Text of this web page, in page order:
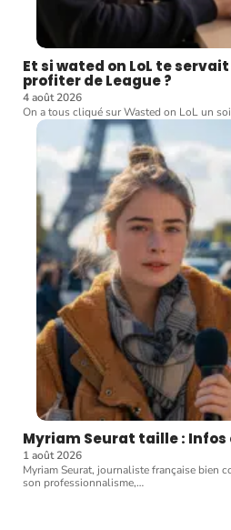
Et si wated on LoL te
profiter de League ?
4 août 2026
On a tous cliqué sur Wasted on LoL un
Myriam Seurat taille :
1 août 2026
Myriam Seurat, journaliste française bien
son professionnalisme,…